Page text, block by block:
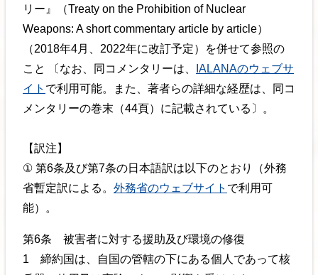
リー』（Treaty on the Prohibition of Nuclear
Weapons: A short commentary article by article）
（2018年4月、2022年に改訂予定）を併せて参照の
こと 〔なお、同コメンタリーは、
IALANAのウェブサ
イト で利用可能。また、著者らの詳細な経歴は、同コ
メンタリーの巻末（44頁）に記載されている〕。
【訳注】
① 第6条及び第7条の日本語訳は以下のとおり（外務
省暫定訳による。 外務省のウェブサイト で利用可
能）。
第6条 被害者に対する援助及び環境の修復
1 締約国は、自国の管轄の下にある個人であって核